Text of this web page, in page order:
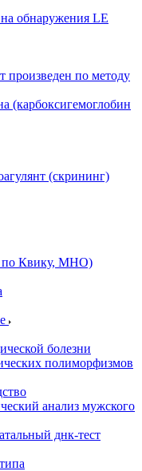
обнаружения LE
произведен по методу
(карбоксигемоглобин
(скрининг)
по Квику, МНО)
болезни
полиморфизмов
анализ мужского
днк-тест